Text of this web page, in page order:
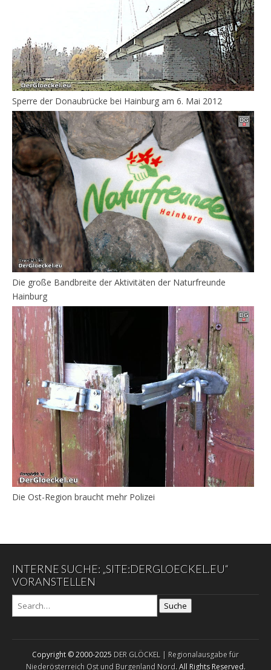
Sperre der Donaubrücke bei Hainburg am 6. Mai 2012
Die große Bandbreite der Aktivitäten der Naturfreunde
Hainburg
Die Ost-Region braucht mehr Polizei
INTERNE SUCHE: „SITE:DERGLOECKEL.EU“
VORANSTELLEN
Suche
Copyright © 2000-2025 DER GLÖCKEL | Regionalausgabe für
Niederösterreich Ost und Burgenland Nord. All Rights Reserved.